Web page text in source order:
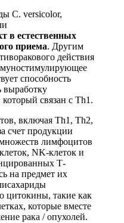
C. versicolor,
в естественных
приема. Другим
действия
способность
выработку
связан с Th1.
включая Th1, Th2,
счет продукции
лимфоцитов
NK-клеток и
Т-
на предмет их
цитокины, такие как
которые вместе
рака / опухолей.